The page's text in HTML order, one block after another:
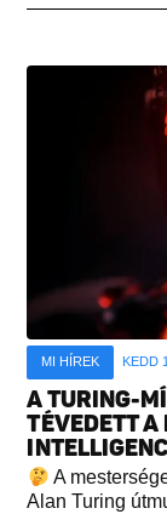
MI HÍREK KEDD
A TURING-
TÉVEDETT A
A
Alan Turing